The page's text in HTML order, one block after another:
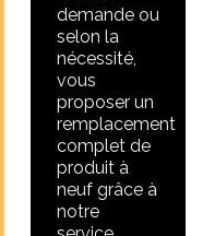
demande ou
selon la
nécessité,
vous
proposer un
remplacement
complet de
produit à
neuf grâce à
notre